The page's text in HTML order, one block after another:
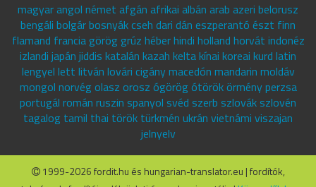
magyar angol német afgán afrikai albán arab azeri belorusz
bengáli bolgár bosnyák cseh dari dán eszperantó észt finn
flamand francia görög grúz héber hindi holland horvát indonéz
izlandi japán jiddis katalán kazah kelta kínai koreai kurd latin
lengyel lett litván lovári cigány macedón mandarin moldáv
mongol norvég olasz orosz ógörög ótörök örmény perzsa
portugál román ruszin spanyol svéd szerb szlovák szlovén
tagalog tamil thai török türkmén ukrán vietnámi viszajan
jelnyelv
1999-2026 fordit.hu és hungarian-translator.eu | fordítók,